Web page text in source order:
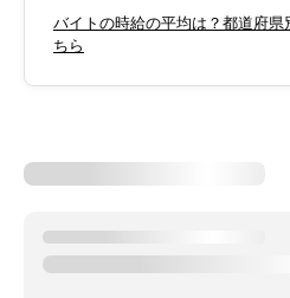
バイトの時給の平均は？都道府県
ちら